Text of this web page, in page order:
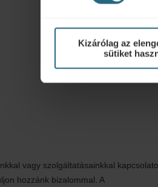
Kizárólag az
sütiket
vagy szolgáltatásainkkal
hozzánk bizalommal. A